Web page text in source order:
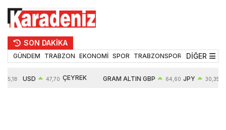
SON DAKİKA
GÜNDEM TRABZON EKONOMİ SPOR TRABZONSPOR TEKNOLOJİ
DİĞER
55,18 USD 47,70 ÇEYREK GRAM ALTIN GBP 64,60 JPY 30,35